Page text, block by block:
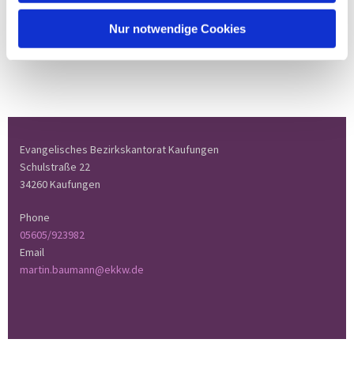
Nur notwendige Cookies
Evangelisches Bezirkskantorat Kaufungen
Schulstraße 22
34260 Kaufungen
Phone
05605/923982
Email
martin.baumann@ekkw.de